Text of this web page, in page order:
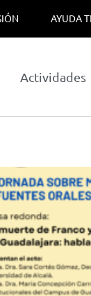
AYUDA
Actividades